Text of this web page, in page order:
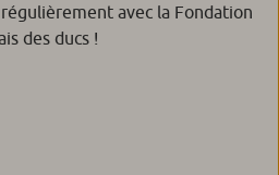
avec la Fondation
des ducs !